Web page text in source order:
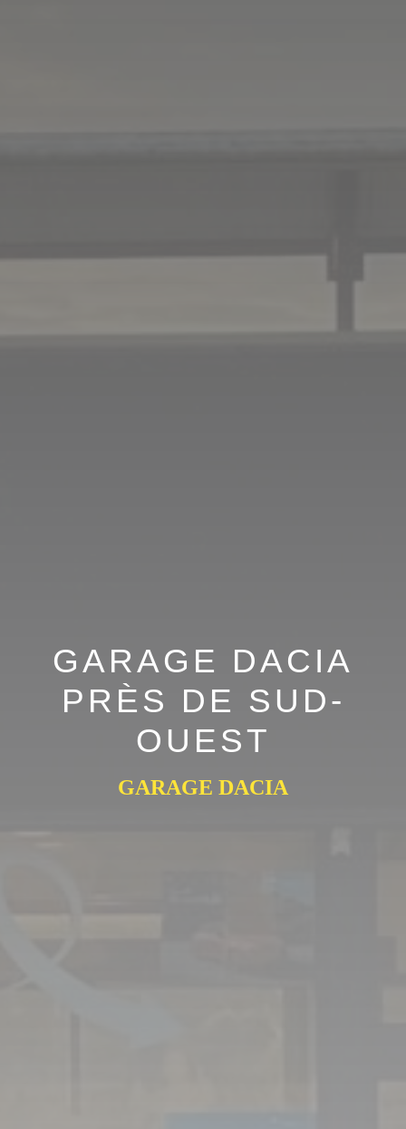
GARAGE DACIA
PRÈS DE SUD-
OUEST
GARAGE DACIA